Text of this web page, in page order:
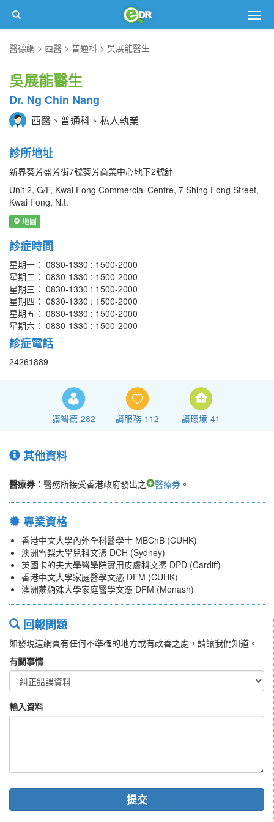
醫德網
西醫 普通科 吳展能醫生
吳展能醫生
Dr. Ng Chin Nang
西醫、普通科、私人執業
診所地址
新界葵芳盛芳街7號葵芳商業中心地下2號舖
Unit 2, G/F, Kwai Fong Commercial Centre, 7 Shing Fong Street,
Kwai Fong, N.t.
地圖
診症時間
星期一： 0830-1330 : 1500-2000
星期二： 0830-1330 : 1500-2000
星期三： 0830-1330 : 1500-2000
星期四： 0830-1330 : 1500-2000
星期五： 0830-1330 : 1500-2000
星期六： 0830-1330 : 1500-2000
診症電話
24261889
讚醫德 282 讚服務 112 讚環境 41
其他資料
醫療券： 醫務所接受香港政府發出之 醫療券 。
專業資格
香港中文大學內外全科醫學士 MBChB (CUHK)
澳洲雪梨大學兒科文憑 DCH (Sydney)
英國卡的夫大學醫學院實用皮膚科文憑 DPD (Cardiff)
香港中文大學家庭醫學文憑 DFM (CUHK)
澳洲蒙納殊大學家庭醫學文憑 DFM (Monash)
回報問題
如發現這網頁有任何不準確的地方或有改善之處，請讓我們知道。
有關事情
輸入資料
提交